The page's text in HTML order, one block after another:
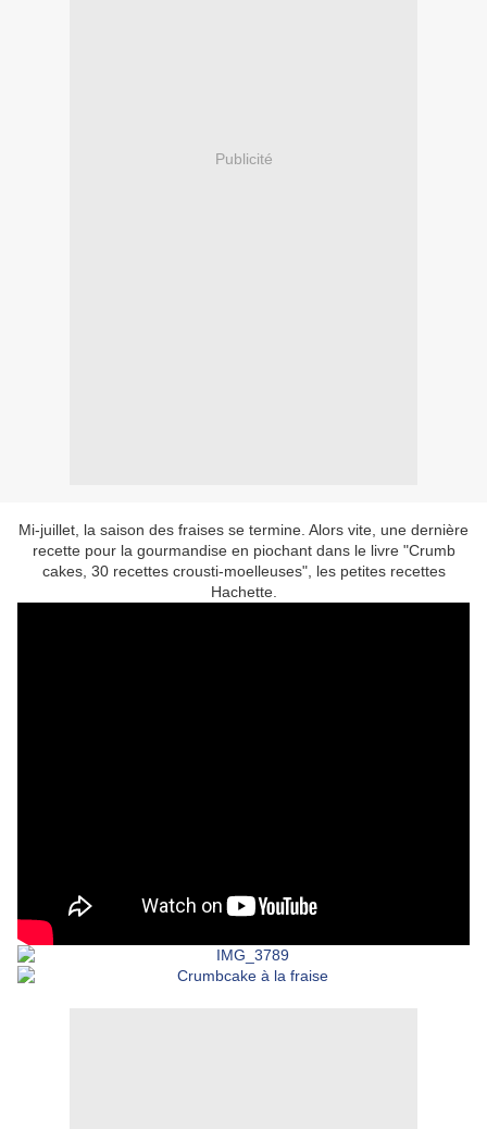
Publicité
Mi-juillet, la saison des fraises se termine. Alors vite, une dernière
recette pour la gourmandise en piochant dans le livre "Crumb
cakes, 30 recettes crousti-moelleuses", les petites recettes
Hachette.